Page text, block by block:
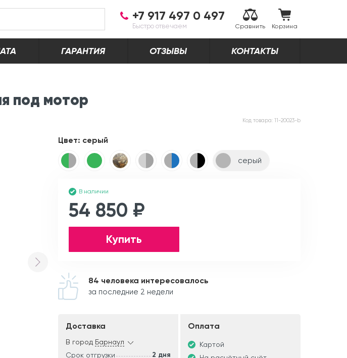
+7 917 497 0 497
Быстро отвечаем Сравнить Корзина
ГАРАНТИЯ ОТЗЫВЫ КОНТАКТЫ
под мотор
Код товара: 11-20023-b
Цвет: серый
серый
В наличии
54 850 ₽
Купить
84 человека интересовалось
за последние 2 недели
Доставка
В город Барнаул
Срок отгрузки
2 дня
Оплата
Картой